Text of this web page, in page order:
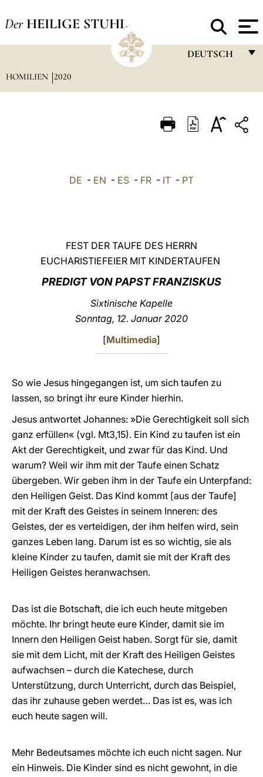
Der HEILIGE STUHL
DEUTSCH
ITALIANO
中文
LATINE
HOMILIEN 2020
DE - EN - ES - FR - IT - PT
FEST DER TAUFE DES HERRN
EUCHARISTIEFEIER MIT KINDERTAUFEN
PREDIGT VON PAPST FRANZISKUS
Sixtinische Kapelle
Sonntag, 12. Januar 2020
[Multimedia]
So wie Jesus hingegangen ist, um sich taufen zu
lassen, so bringt ihr eure Kinder hierhin.
Jesus antwortet Johannes: »Die Gerechtigkeit soll sich
ganz erfüllen« (vgl. Mt3,15). Ein Kind zu taufen ist ein
Akt der Gerechtigkeit, und zwar für das Kind. Und
warum? Weil wir ihm mit der Taufe einen Schatz
übergeben. Wir geben ihm in der Taufe ein Unterpfand:
den Heiligen Geist. Das Kind kommt [aus der Taufe]
mit der Kraft des Geistes in seinem Inneren: des
Geistes, der es verteidigen, der ihm helfen wird, sein
ganzes Leben lang. Darum ist es so wichtig, sie als
kleine Kinder zu taufen, damit sie mit der Kraft des
Heiligen Geistes heranwachsen.
Das ist die Botschaft, die ich euch heute mitgeben
möchte. Ihr bringt heute eure Kinder, damit sie im
Innern den Heiligen Geist haben. Sorgt für sie, damit
sie mit dem Licht, mit der Kraft des Heiligen Geistes
aufwachsen – durch die Katechese, durch
Unterstützung, durch Unterricht, durch das Beispiel,
das ihr zuhause geben werdet… Das ist es, was ich
euch heute sagen will.
Mehr Bedeutsames möchte ich euch nicht sagen. Nur
ein Hinweis. Die Kinder sind es nicht gewohnt, in die